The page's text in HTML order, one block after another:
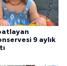
9 aylık